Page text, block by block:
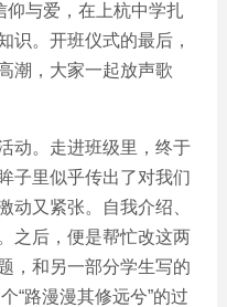
仰与爱，在上杭中学扎
识。开班仪式的最后，
潮，大家一起放声歌
动。走进班级里，终于
子里似乎传出了对我们
动又紧张。自我介绍、
之后，便是帮忙改这两
，和另一部分学生写的
“路漫漫其修远兮”的过